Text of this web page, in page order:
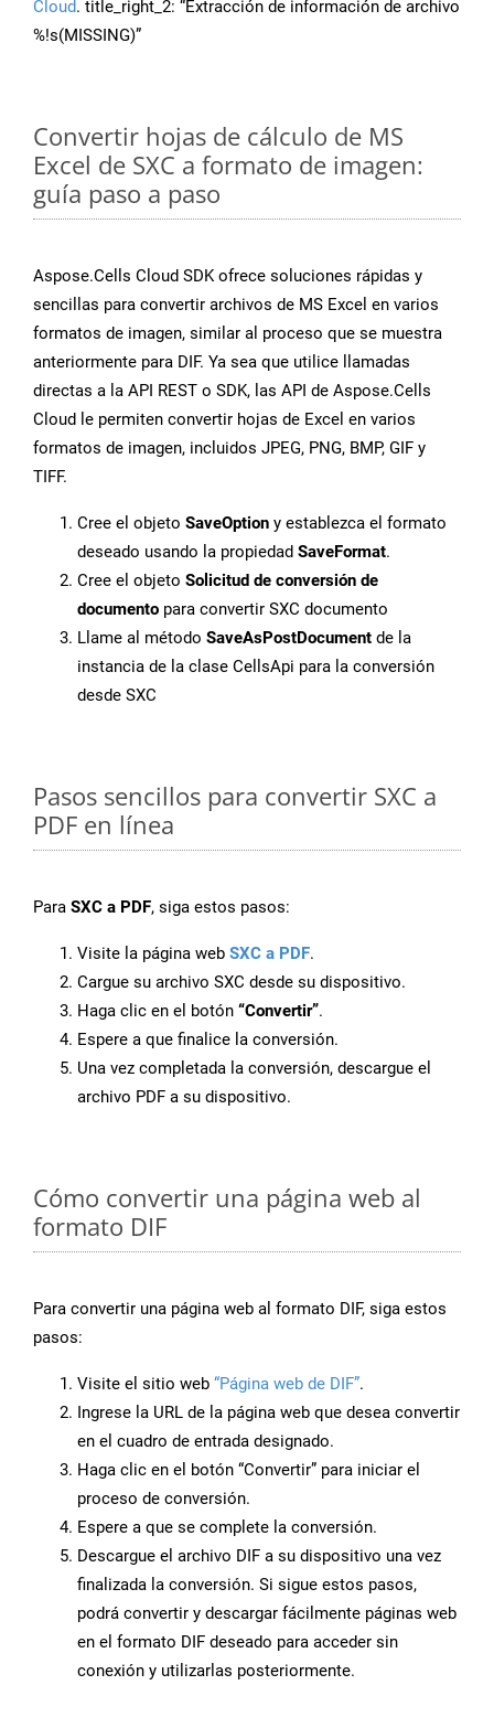
Cloud. title_right_2: “Extracción de información de archivo
%!s(MISSING)”
Convertir hojas de cálculo de MS
Excel de SXC a formato de imagen:
guía paso a paso
Aspose.Cells Cloud SDK ofrece soluciones rápidas y
sencillas para convertir archivos de MS Excel en varios
formatos de imagen, similar al proceso que se muestra
anteriormente para DIF. Ya sea que utilice llamadas
directas a la API REST o SDK, las API de Aspose.Cells
Cloud le permiten convertir hojas de Excel en varios
formatos de imagen, incluidos JPEG, PNG, BMP, GIF y
TIFF.
Cree el objeto SaveOption y establezca el formato
deseado usando la propiedad SaveFormat.
Cree el objeto Solicitud de conversión de
documento para convertir SXC documento
Llame al método SaveAsPostDocument de la
instancia de la clase CellsApi para la conversión
desde SXC
Pasos sencillos para convertir SXC a
PDF en línea
Para SXC a PDF, siga estos pasos:
Visite la página web SXC a PDF.
Cargue su archivo SXC desde su dispositivo.
Haga clic en el botón “Convertir”.
Espere a que finalice la conversión.
Una vez completada la conversión, descargue el
archivo PDF a su dispositivo.
Cómo convertir una página web al
formato DIF
Para convertir una página web al formato DIF, siga estos
pasos:
Visite el sitio web “Página web de DIF”.
Ingrese la URL de la página web que desea convertir
en el cuadro de entrada designado.
Haga clic en el botón “Convertir” para iniciar el
proceso de conversión.
Espere a que se complete la conversión.
Descargue el archivo DIF a su dispositivo una vez
finalizada la conversión. Si sigue estos pasos,
podrá convertir y descargar fácilmente páginas web
en el formato DIF deseado para acceder sin
conexión y utilizarlas posteriormente.